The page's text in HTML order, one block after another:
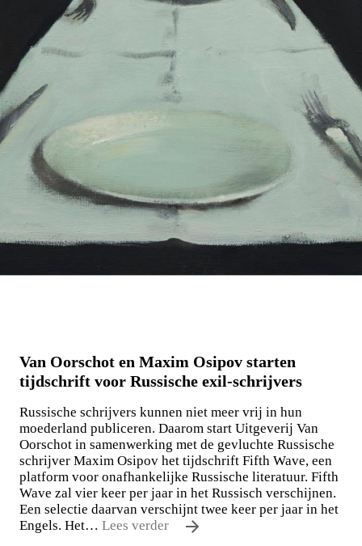
Van Oorschot en Maxim Osipov starten
tijdschrift voor Russische exil-schrijvers
Russische schrijvers kunnen niet meer vrij in hun
moederland publiceren. Daarom start Uitgeverij Van
Oorschot in samenwerking met de gevluchte Russische
schrijver Maxim Osipov het tijdschrift Fifth Wave, een
platform voor onafhankelijke Russische literatuur. Fifth
Wave zal vier keer per jaar in het Russisch verschijnen.
Een selectie daarvan verschijnt twee keer per jaar in het
Engels. Het… Lees verder